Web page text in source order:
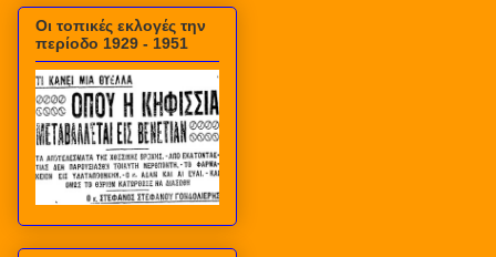
Οι τοπικές εκλογές την
περίοδο 1929 - 1951